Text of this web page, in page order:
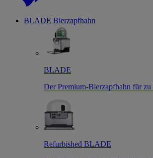
BLADE Bierzapfhahn
BLADE
Der Premium-Bierzapfhahn für zu
Refurbished BLADE